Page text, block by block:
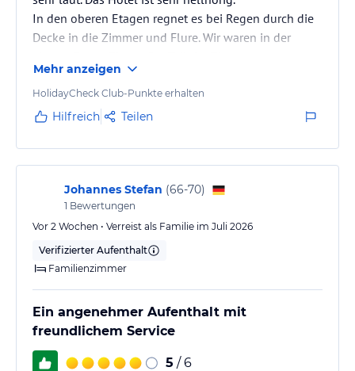
In den oberen Etagen regnet es bei Regen durch die
Decke in die Zimmer und Flure. Wir waren in der
muffig und es war teilweise Schimmelbefall in den
Räumen. Auf der Suche nach dem Gestank habe ich
eine Klimaanlagen Abdeckung geöffnet. Die
Hotel. Teilweise vom sozialen Rand der Gesellschaft.
Kinder matschen im Buffet mit den…
Mehr anzeigen
HolidayCheck Club-Punkte erhalten
Hilfreich Teilen
Johannes Stefan (66-70)
1 Bewertungen
Vor 2 Wochen • Verreist als Familie im Juli 2026
Verifizierter Aufenthalt
Familienzimmer
Ein angenehmer Aufenthalt mit
freundlichem Service
5 / 6